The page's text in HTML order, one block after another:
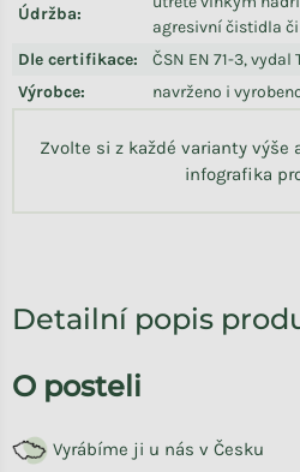
Údržba:
agresivní čistidla
Dle certifikace:
ČSN EN 71-3, vydal
Výrobce: navrženo i
Zvolte si z každé varianty výše
infografika
Detailní popis
O posteli
Vyrábíme ji u nás v Česku